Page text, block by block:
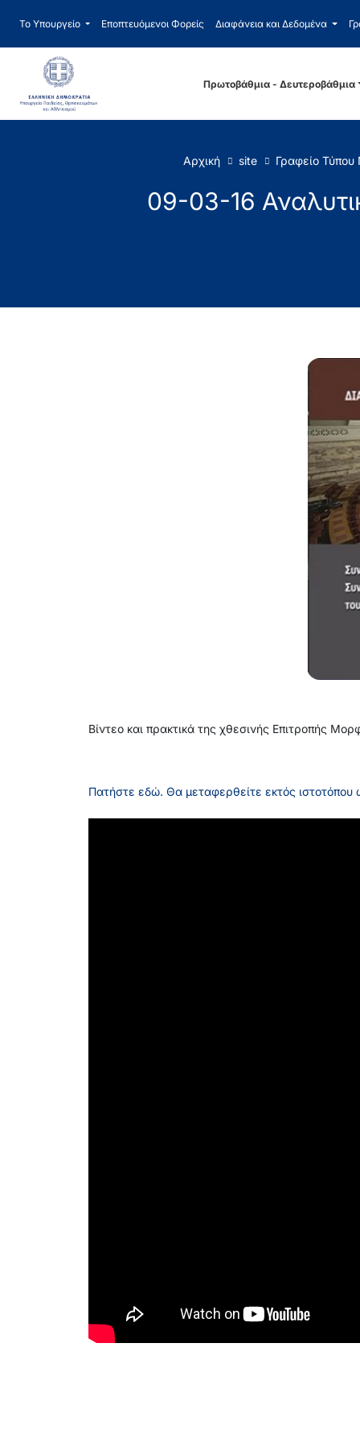
Το Υπουργείο Εποπτευόμενοι Φορείς Διαφάνεια και Δεδομένα
Πρωτοβάθμια - Δευτεροβάθμια
Αρχική site Γραφείο Τύπου
09-03-16
Βίντεο και πρακτικά της χθεσινής Επιτροπής
Πατήστε εδώ. Θα μεταφερθείτε εκτός ιστοτόπου